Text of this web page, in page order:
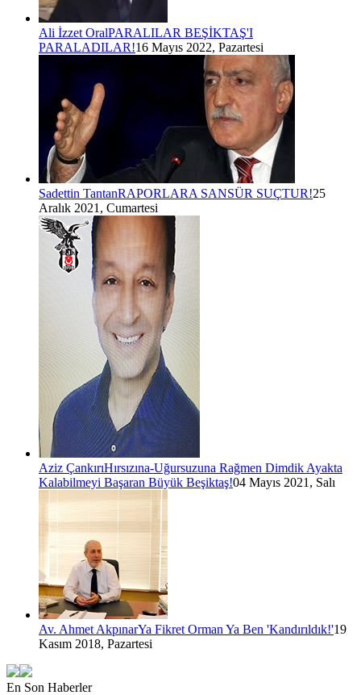
Ali İzzet OralPARALILAR BEŞİKTAŞ'I
PARALADILAR!16 Mayıs 2022, Pazartesi
Sadettin TantanRAPORLARA SANSÜR SUÇTUR!25
Aralık 2021, Cumartesi
Aziz ÇankırıHırsızına-Uğursuzuna Rağmen Dimdik Ayakta
Kalabilmeyi Başaran Büyük Beşiktaş!04 Mayıs 2021, Salı
Av. Ahmet AkpınarYa Fikret Orman Ya Ben 'Kandırıldık!'19
Kasım 2018, Pazartesi
En Son Haberler